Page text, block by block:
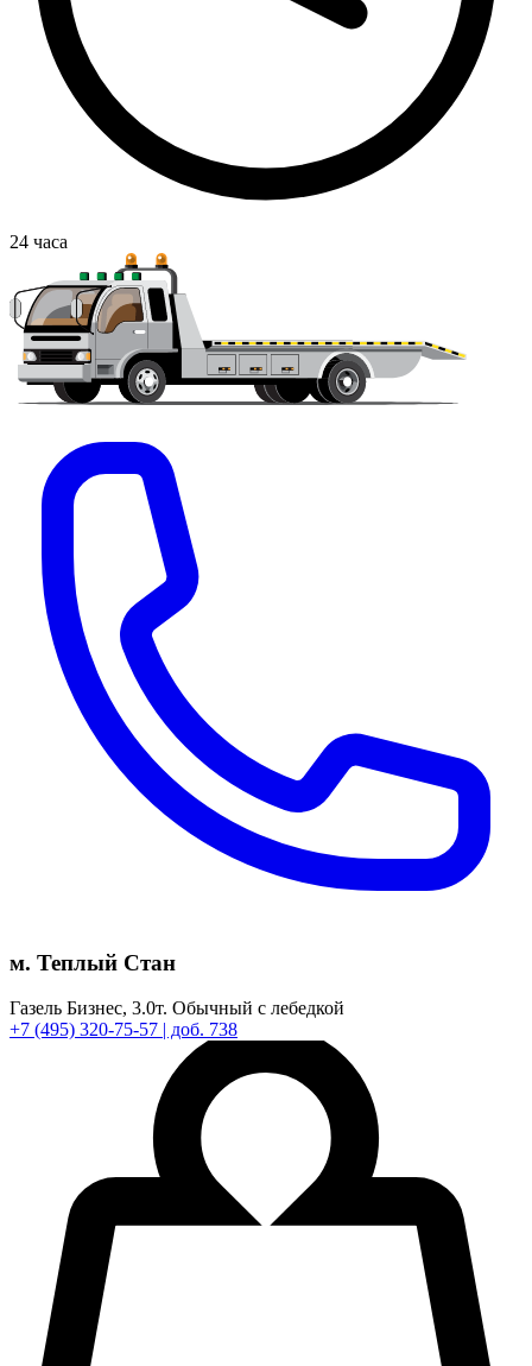
24 часа
м. Теплый Стан
Газель Бизнес, 3.0т. Обычный с лебедкой
+7 (495) 320-75-57 | доб. 738